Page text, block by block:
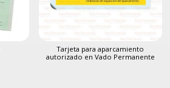
Tarjeta para aparcamiento
autorizado en Vado Permanente